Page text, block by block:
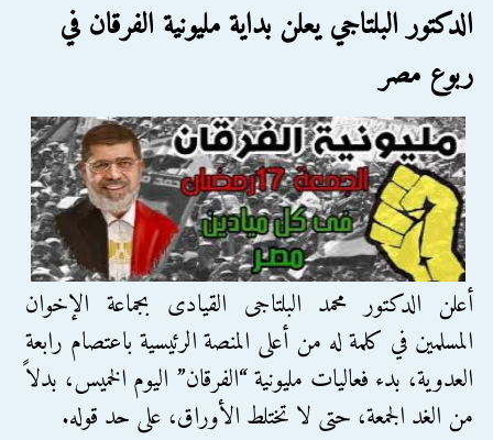
الدكتور البلتاجي يعلن بداية مليونية الفرقان في
ربوع مصر
أعلن الدكتور محمد البلتاجى القيادى بجماعة الإخوان
المسلمين في كلمة له من أعلى المنصة الرئيسية باعتصام رابعة
العدوية، بدء فعاليات مليونية “الفرقان” اليوم الخميس، بدلاً
من الغد الجمعة، حتى لا تختلط الأوراق، على حد قوله.